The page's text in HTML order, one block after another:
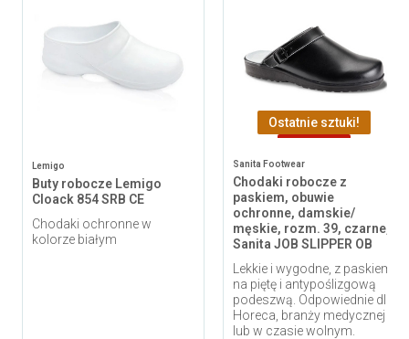
Lemigo
Buty robocze Lemigo
Cloack 854 SRB CE
Chodaki ochronne w
kolorze białym
Ostatnie sztuki!
Sanita Footwear
Chodaki robocze z
paskiem, obuwie
ochronne, damskie/
męskie, rozm. 39, czarne,
Sanita JOB SLIPPER OB
Lekkie i wygodne, z paskiem
na piętę i antypoślizgową
podeszwą. Odpowiednie dla
Horeca, branży medycznej
lub w czasie wolnym.